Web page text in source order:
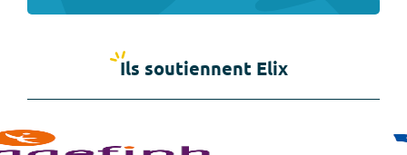
Ils soutiennent Elix